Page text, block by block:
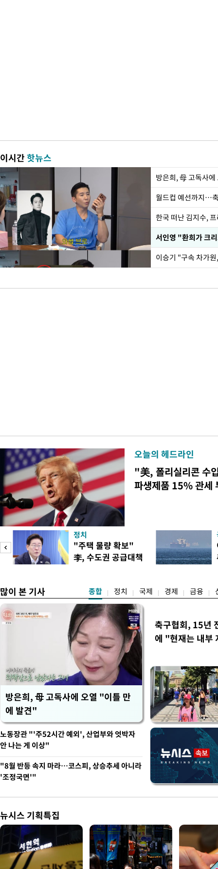
이시간핫뉴스
방은희, 母 고독사
월드컵 예선까지…
한국 떠난 김지수,
서인영 "환희가 크
이승기 "구속 차가
오늘의 헤드라인
"美, 폴리실리콘 수
파생제품 15% 관세
정치
"주택 물량 확보"
李, 수도권 공급대책
많이 본 기사 종합 정치 국제 경제 금융
방은희, 母 고독사에 오열 "이틀 만
에 발견"
축구협회, 15년
에 "현재는 내부
노동장관 "'주52시간 예외', 산업부와 엇박자
안 나는 게 이상"
"8월 반등 속지 마라…코스피, 상승추세 아니라
'조정국면'"
뉴시스 기획특집